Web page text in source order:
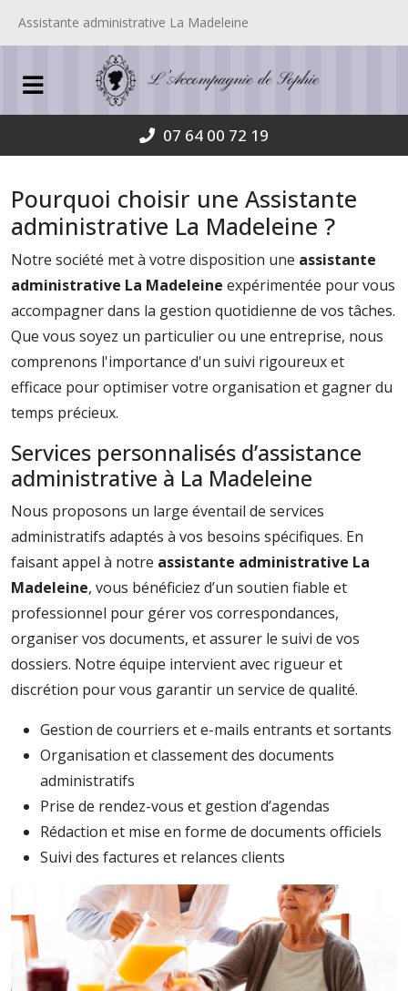
Assistante administrative La Madeleine
07 64 00 72 19
Pourquoi choisir une Assistante
administrative La Madeleine ?
Notre société met à votre disposition une assistante
administrative La Madeleine expérimentée pour vous
accompagner dans la gestion quotidienne de vos tâches.
Que vous soyez un particulier ou une entreprise, nous
comprenons l'importance d'un suivi rigoureux et
efficace pour optimiser votre organisation et gagner du
temps précieux.
Services personnalisés d’assistance
administrative à La Madeleine
Nous proposons un large éventail de services
administratifs adaptés à vos besoins spécifiques. En
faisant appel à notre assistante administrative La
Madeleine, vous bénéficiez d’un soutien fiable et
professionnel pour gérer vos correspondances,
organiser vos documents, et assurer le suivi de vos
dossiers. Notre équipe intervient avec rigueur et
discrétion pour vous garantir un service de qualité.
Gestion de courriers et e-mails entrants et sortants
Organisation et classement des documents
administratifs
Prise de rendez-vous et gestion d’agendas
Rédaction et mise en forme de documents officiels
Suivi des factures et relances clients